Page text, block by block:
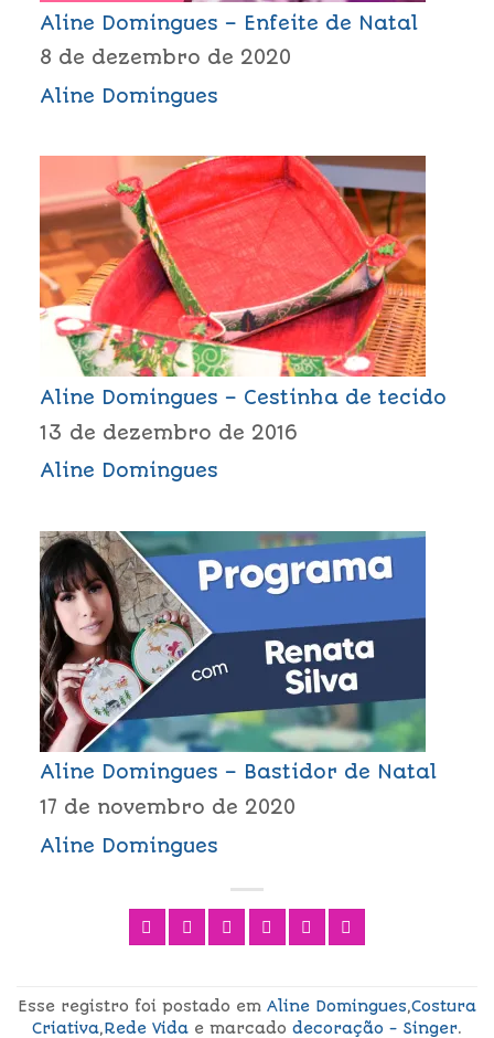
Aline Domingues – Enfeite de Natal
8 de dezembro de 2020
Aline Domingues
Aline Domingues – Cestinha de tecido
13 de dezembro de 2016
Aline Domingues
Aline Domingues – Bastidor de Natal
17 de novembro de 2020
Aline Domingues
Esse registro foi postado em Aline Domingues,Costura
Criativa,Rede Vida e marcado decoração - Singer.